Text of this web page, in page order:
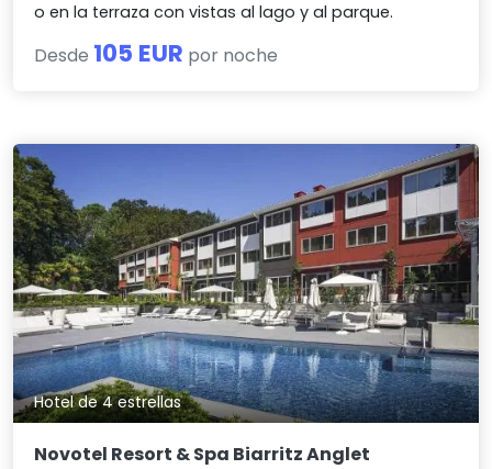
o en la terraza con vistas al lago y al parque.
Desde 105 EUR por noche
Hotel de 4 estrellas
Novotel Resort & Spa Biarritz Anglet